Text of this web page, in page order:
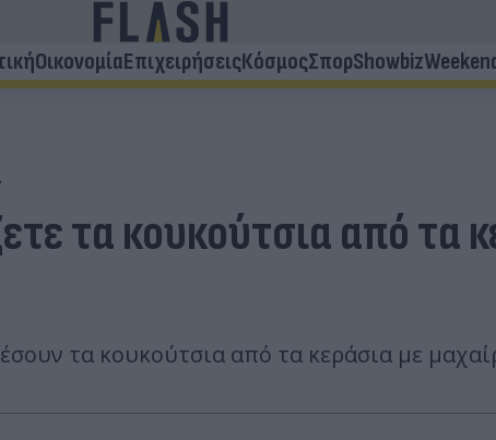
ΟικονομίαΕπιχειρήσειςΚόσμοςΣπορShowbiz
τα κουκούτσια από τα
τα κουκούτσια από τα κεράσια με